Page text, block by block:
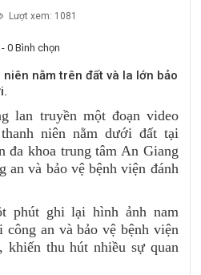
Lượt xem: 1081
-0 Bình chọn
nằm trên đất và la lớn bảo
lan truyền một đoạn video
niên nằm dưới đất tại
đa khoa trung tâm An Giang
an và bảo vệ bệnh viện đánh
phút ghi lại hình ảnh nam
an và bảo vệ bệnh viện
khiến thu hút nhiều sự quan